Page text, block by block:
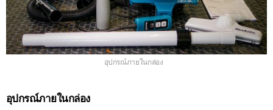
อุปกรณ์ภายในกล่อง
อุปกรณ์ภายในกล่อง